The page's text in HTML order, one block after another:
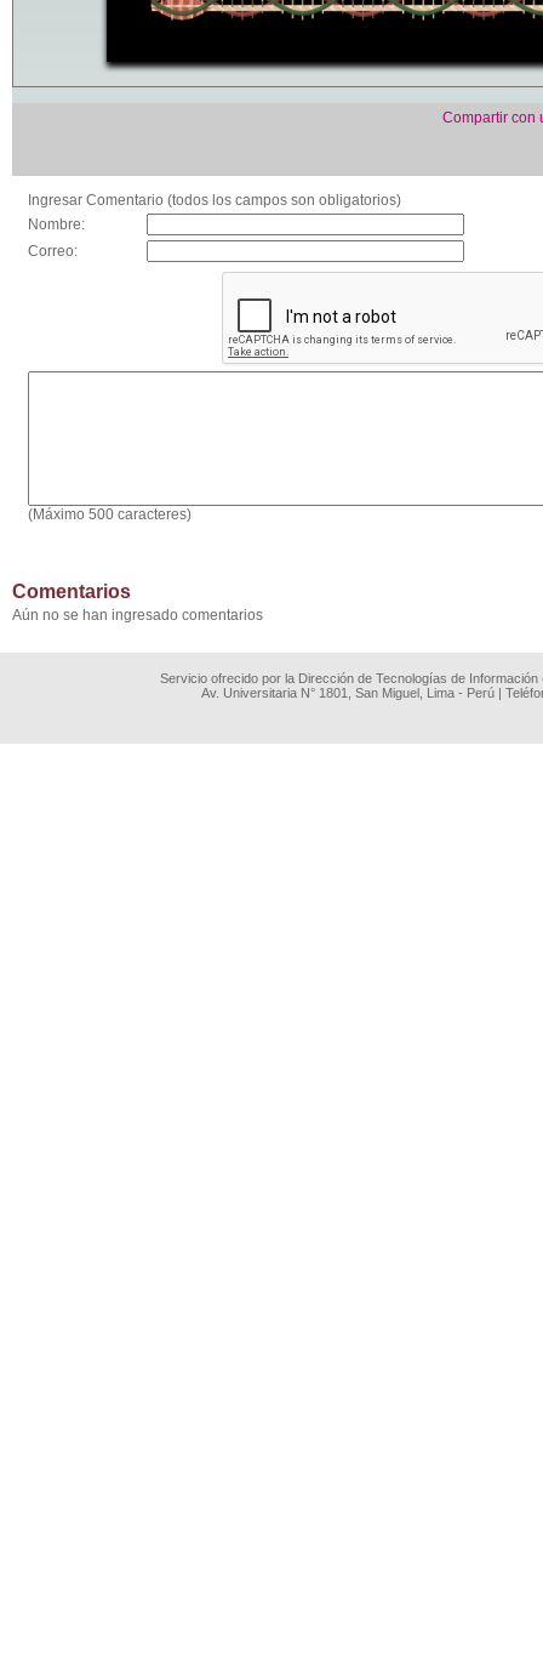
Compartir con
Ingresar Comentario (todos los campos son obligatorios)
Nombre:
Correo:
(Máximo 500 caracteres)
Comentarios
Aún no se han ingresado comentarios
Servicio ofrecido por la Dirección de Tecnologías de
Av. Universitaria N° 1801, San Miguel, Lima - Perú |